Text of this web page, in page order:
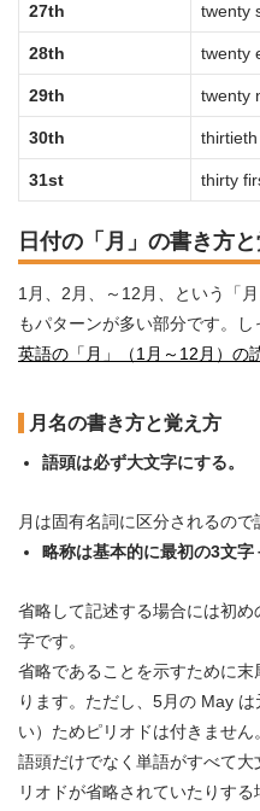
27th twenty
28th twenty
29th twenty
30th thirtieth
31st thirty
日付の「月」の書き方
1月、2月、～12月、という「
もパターンが多い部分です。し
英語の「月」（1月～12月）の
月名の書き方と覚え方
語頭は必ず大文字にする。
月は固有名詞に区分されるので
略称は基本的に最初の3文字
省略して記述する場合には初
字です。
省略であることを示すために
ります。ただし、5月の May
い）ためピリオドは付きません。
語頭だけでなく単語がすべて
リオドが省略されていたりする